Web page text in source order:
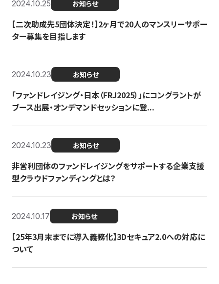
2024.10.25 お知らせ
【二次助成先5団体決定！】2ヶ月で20人のマンスリーサポー
ター募集を目指します
2024.10.23 お知らせ
「ファンドレイジング・日本（FRJ2025）」にコングラントが
ブース出展・オンデマンドセッションに登...
2024.10.23 お知らせ
非営利団体のファンドレイジングをサポートする企業支援
型クラウドファンディングとは？
2024.10.17 お知らせ
【25年3月末までに導入義務化】3Dセキュア2.0への対応に
ついて